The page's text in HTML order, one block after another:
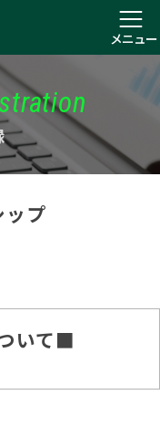
メニュー
ップ
いて■